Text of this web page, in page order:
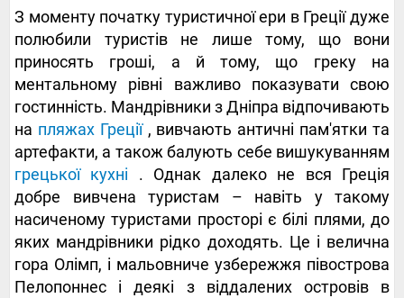
З моменту початку туристичної ери в Греції дуже
полюбили туристів не лише тому, що вони
приносять гроші, а й тому, що греку на
ментальному рівні важливо показувати свою
гостинність. Мандрівники з Дніпра відпочивають
на пляжах Греції, вивчають античні пам'ятки та
артефакти, а також балують себе вишукуванням
грецької кухні . Однак далеко не вся Греція
добре вивчена туристам – навіть у такому
насиченому туристами просторі є білі плями, до
яких мандрівники рідко доходять. Це і велична
гора Олімп, і мальовниче узбережжя півострова
Пелопоннес і деякі з віддалених островів в